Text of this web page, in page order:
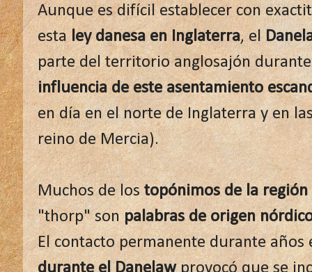
Aunque es difícil establecer con
estaley danesa en Inglaterra, el
parte del territorio anglosajón durante
influencia de este asentamiento
en día en el norte de Inglaterra y en
reino de Mercia).
Muchos de lostopónimos de la región
"thorp" sonpalabras de origen
El contacto permanente durante
durante el Danelawprovocó que se